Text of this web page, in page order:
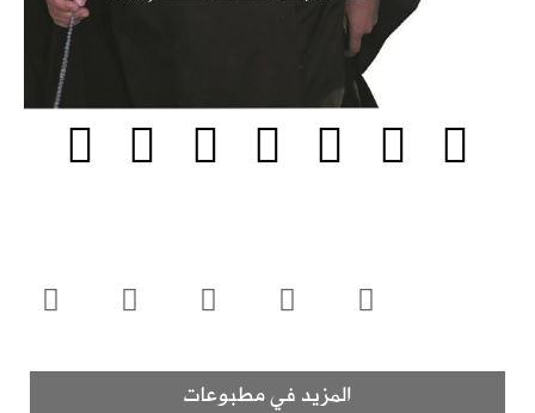
المزيد في مطبوعات